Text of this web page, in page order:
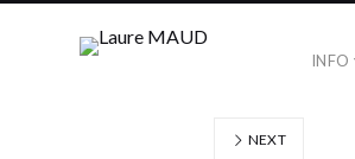
INFO
NEXT